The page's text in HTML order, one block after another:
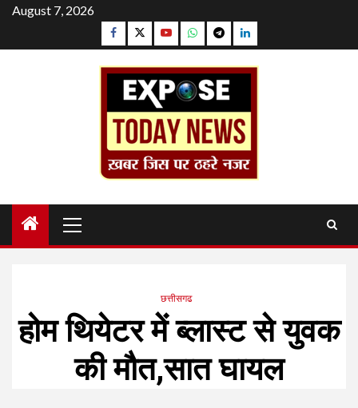
Skip
content
August 7, 2026
Facebook
TwitterYouTubeWhatsapp
TelegramLinkedin
Menu
छत्तीसगढ
होम थियेटर में ब्लास्ट से युवक
की मौत,सात घायल